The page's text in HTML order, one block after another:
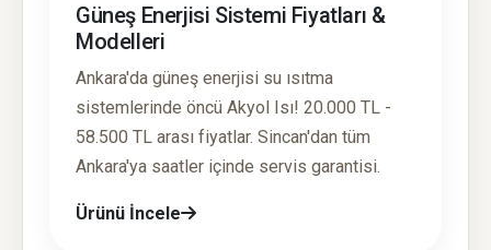
Güneş Enerjisi Sistemi Fiyatları &
Modelleri
Ankara'da güneş enerjisi su ısıtma
sistemlerinde öncü Akyol Isı! 20.000 TL -
58.500 TL arası fiyatlar. Sincan'dan tüm
Ankara'ya saatler içinde servis garantisi.
Ürünü İncele